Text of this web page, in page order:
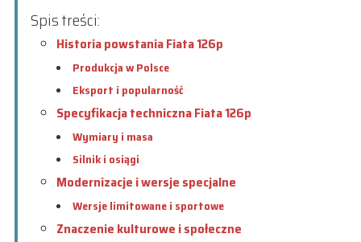
Spis treści:
Historia powstania Fiata 126p
Produkcja w Polsce
Eksport i popularność
Specyfikacja techniczna Fiata 126p
Wymiary i masa
Silnik i osiągi
Modernizacje i wersje specjalne
Wersje limitowane i sportowe
Znaczenie kulturowe i społeczne